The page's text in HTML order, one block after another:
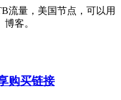
流量，美国节点，可以用
客。
购买链接